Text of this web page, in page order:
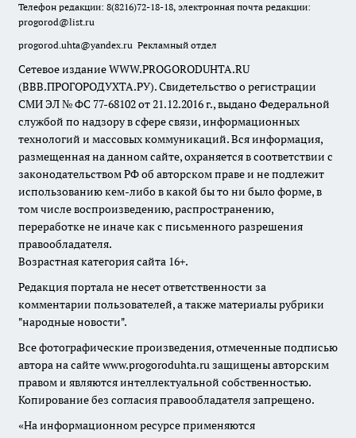
Телефон редакции: 8(8216)72-18-18, электронная почта редакции:
progorod@list.ru
progorod.uhta@yandex.ru Рекламный отдел
Сетевое издание WWW.PROGORODUHTA.RU
(ВВВ.ПРОГОРОДУХТА.РУ). Свидетельство о регистрации
СМИ ЭЛ № ФС 77-68102 от 21.12.2016 г., выдано Федеральной
службой по надзору в сфере связи, информационных
технологий и массовых коммуникаций. Вся информация,
размещенная на данном сайте, охраняется в соответствии с
законодательством РФ об авторском праве и не подлежит
использованию кем-либо в какой бы то ни было форме, в
том числе воспроизведению, распространению,
переработке не иначе как с письменного разрешения
правообладателя.
Возрастная категория сайта 16+.
Редакция портала не несет ответственности за
комментарии пользователей, а также материалы рубрики
"народные новости".
Все фотографические произведения, отмеченные подписью
автора на сайте www.progoroduhta.ru защищены авторским
правом и являются интеллектуальной собственностью.
Копирование без согласия правообладателя запрещено.
«На информационном ресурсе применяются